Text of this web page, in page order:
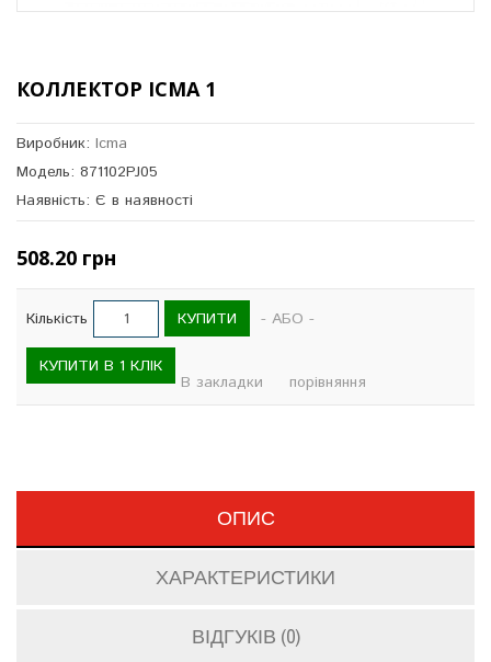
КОЛЛЕКТОР ICMA 1
Виробник: Icma
Модель: 871102PJ05
Наявність: Є в наявності
508.20 грн
Кількість КУПИТИ - АБО -
КУПИТИ В 1 КЛІК
В закладки порівняння
ОПИС
ХАРАКТЕРИСТИКИ
ВІДГУКІВ (0)